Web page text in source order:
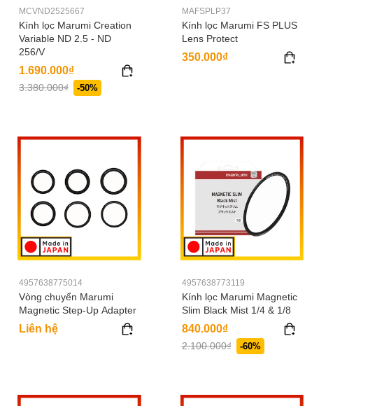
MCVND2525667
Kính lọc Marumi Creation
Variable ND 2.5 - ND
256/V
1.690.000₫
3.380.000₫ -50%
MAFSPLP37
Kính lọc Marumi FS PLUS
Lens Protect
350.000₫
4957638775014
Vòng chuyển Marumi
Magnetic Step-Up Adapter
Liên hệ
4957638773119
Kính lọc Marumi Magnetic
Slim Black Mist 1/4 & 1/8
840.000₫
2.100.000₫ -60%